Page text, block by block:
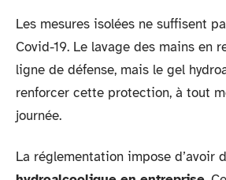
Les mesures isolées ne suffisent
Covid-19. Le lavage des mains en
ligne de défense, mais le gel
renforcer cette protection, à tout
journée.
La réglementation impose d’avoir